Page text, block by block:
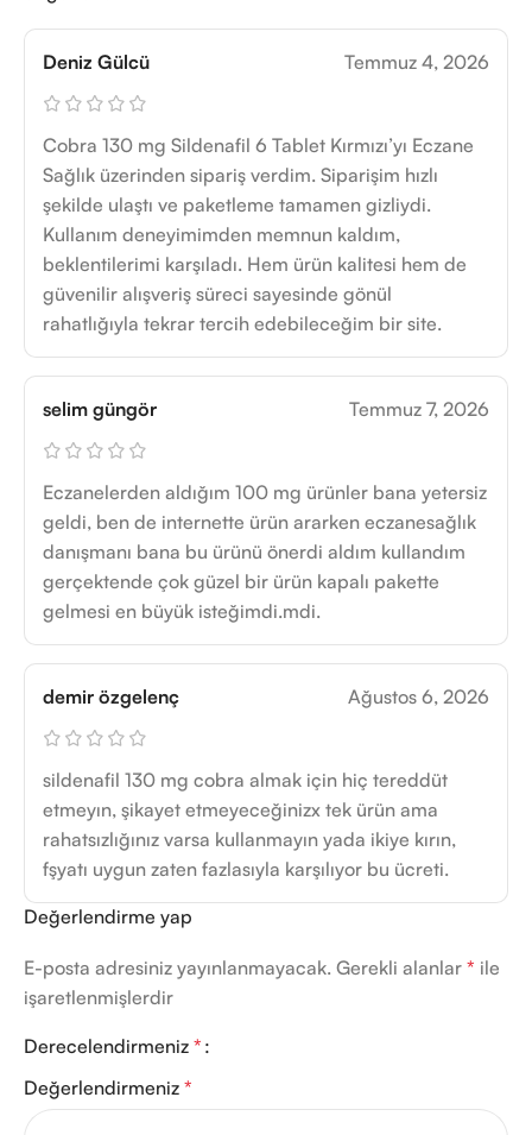
Deniz Gülcü Temmuz 4, 2026
Cobra 130 mg Sildenafil 6 Tablet Kırmızı’yı Eczane
Sağlık üzerinden sipariş verdim. Siparişim hızlı
şekilde ulaştı ve paketleme tamamen gizliydi.
Kullanım deneyimimden memnun kaldım,
beklentilerimi karşıladı. Hem ürün kalitesi hem de
güvenilir alışveriş süreci sayesinde gönül
rahatlığıyla tekrar tercih edebileceğim bir site.
selim güngör Temmuz 7, 2026
Eczanelerden aldığım 100 mg ürünler bana yetersiz
geldi, ben de internette ürün ararken eczanesağlık
danışmanı bana bu ürünü önerdi aldım kullandım
gerçektende çok güzel bir ürün kapalı pakette
gelmesi en büyük isteğimdi.mdi.
demir özgelenç Ağustos 6, 2026
sildenafil 130 mg cobra almak için hiç tereddüt
etmeyın, şikayet etmeyeceğinizx tek ürün ama
rahatsızlığınız varsa kullanmayın yada ikiye kırın,
fşyatı uygun zaten fazlasıyla karşılıyor bu ücreti.
Değerlendirme yap
E-posta adresiniz yayınlanmayacak. Gerekli alanlar * ile
işaretlenmişlerdir
Derecelendirmeniz *
Değerlendirmeniz *